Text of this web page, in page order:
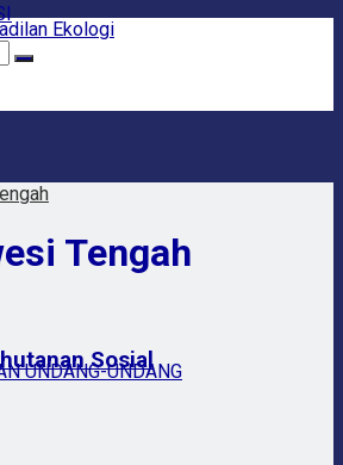
UNDANG-UNDANG
Tengah
Sosial